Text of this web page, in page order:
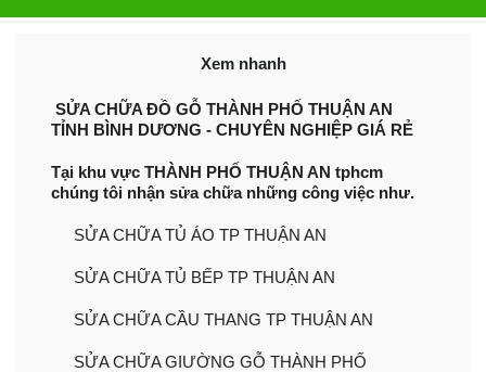
Xem nhanh
SỬA CHỮA ĐỒ GỖ THÀNH PHỐ THUẬN AN
TỈNH BÌNH DƯƠNG - CHUYÊN NGHIỆP GIÁ RẺ
Tại khu vực THÀNH PHỐ THUẬN AN tphcm
chúng tôi nhận sửa chữa những công việc như.
SỬA CHỮA TỦ ÁO TP THUẬN AN
SỬA CHỮA TỦ BẾP TP THUẬN AN
SỬA CHỮA CẦU THANG TP THUẬN AN
SỬA CHỮA GIƯỜNG GỖ THÀNH PHỐ